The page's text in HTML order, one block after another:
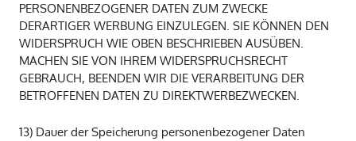
PERSONENBEZOGENER DATEN ZUM ZWECKE
DERARTIGER WERBUNG EINZULEGEN. SIE KÖNNEN DEN
WIDERSPRUCH WIE OBEN BESCHRIEBEN AUSÜBEN.
MACHEN SIE VON IHREM WIDERSPRUCHSRECHT
GEBRAUCH, BEENDEN WIR DIE VERARBEITUNG DER
BETROFFENEN DATEN ZU DIREKTWERBEZWECKEN.
13) Dauer der Speicherung personenbezogener Daten